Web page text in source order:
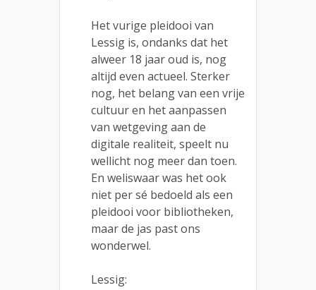
Het vurige pleidooi van
Lessig is, ondanks dat het
alweer 18 jaar oud is, nog
altijd even actueel. Sterker
nog, het belang van een vrije
cultuur en het aanpassen
van wetgeving aan de
digitale realiteit, speelt nu
wellicht nog meer dan toen.
En weliswaar was het ook
niet per sé bedoeld als een
pleidooi voor bibliotheken,
maar de jas past ons
wonderwel.
Lessig: